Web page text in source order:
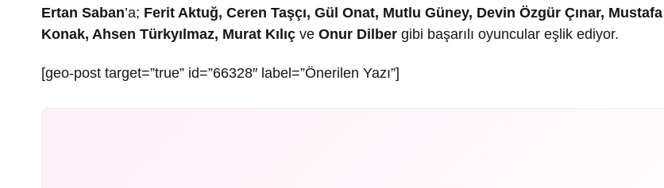
Ertan Saban’a; Ferit Aktuğ, Ceren Taşçı, Gül Onat, Mutlu Güney, Devin Özgür Çınar, Mustafa
Konak, Ahsen Türkyılmaz, Murat Kılıç ve Onur Dilber gibi başarılı oyuncular eşlik ediyor.
[geo-post target=”true” id=”66328″ label=”Önerilen Yazı”]